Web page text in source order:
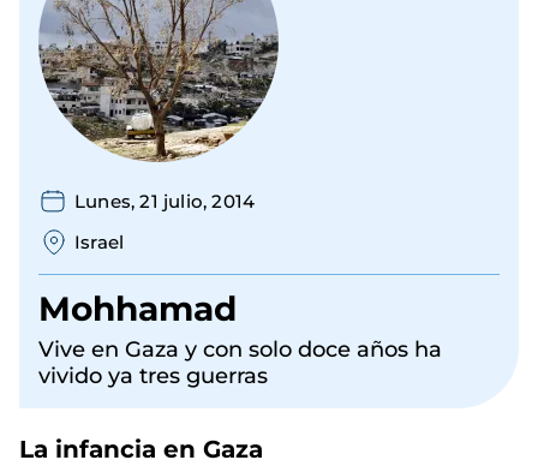
Lunes, 21 julio, 2014
Israel
Mohhamad
Vive en Gaza y con solo doce años ha
vivido ya tres guerras
La infancia en Gaza